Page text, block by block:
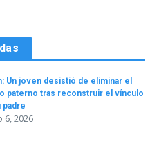
Un joven desistió de eliminar el
paterno tras reconstruir el vínculo
padre
6, 2026